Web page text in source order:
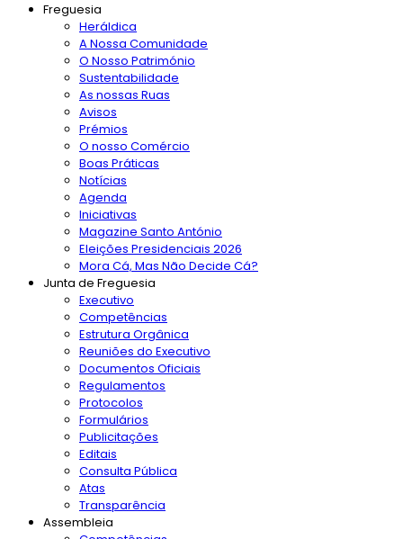
Freguesia
Heráldica
A Nossa Comunidade
O Nosso Património
Sustentabilidade
As nossas Ruas
Avisos
Prémios
O nosso Comércio
Boas Práticas
Notícias
Agenda
Iniciativas
Magazine Santo António
Eleições Presidenciais 2026
Mora Cá, Mas Não Decide Cá?
Junta de Freguesia
Executivo
Competências
Estrutura Orgânica
Reuniões do Executivo
Documentos Oficiais
Regulamentos
Protocolos
Formulários
Publicitações
Editais
Consulta Pública
Atas
Transparência
Assembleia